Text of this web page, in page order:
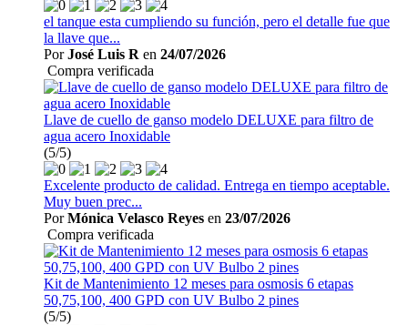
el tanque esta cumpliendo su función, pero el detalle fue que
la llave que...
PorJosé Luis R en 24/07/2026
Compra verificada
Llave de cuello de ganso modelo DELUXE para filtro de
agua acero Inoxidable
(5/5)
Excelente producto de calidad. Entrega en tiempo aceptable.
Muy buen prec...
PorMónica Velasco Reyes en 23/07/2026
Compra verificada
Kit de Mantenimiento 12 meses para osmosis 6 etapas
50,75,100, 400 GPD con UV Bulbo 2 pines
(5/5)